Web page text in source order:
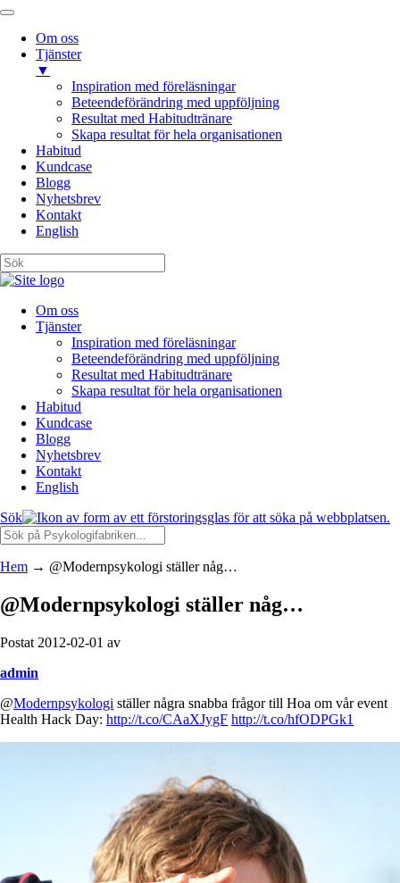
Om oss
Tjänster
▼
Inspiration med föreläsningar
Beteendeförändring med uppföljning
Resultat med Habitudtränare
Skapa resultat för hela organisationen
Habitud
Kundcase
Blogg
Nyhetsbrev
Kontakt
English
Om oss
Tjänster
Inspiration med föreläsningar
Beteendeförändring med uppföljning
Resultat med Habitudtränare
Skapa resultat för hela organisationen
Habitud
Kundcase
Blogg
Nyhetsbrev
Kontakt
English
Sök
Hem → @Modernpsykologi ställer någ…
@Modernpsykologi ställer någ…
Postat 2012-02-01 av
admin
@Modernpsykologi ställer några snabba frågor till Hoa om vår event
Health Hack Day: http://t.co/CAaXJygF http://t.co/hfODPGk1